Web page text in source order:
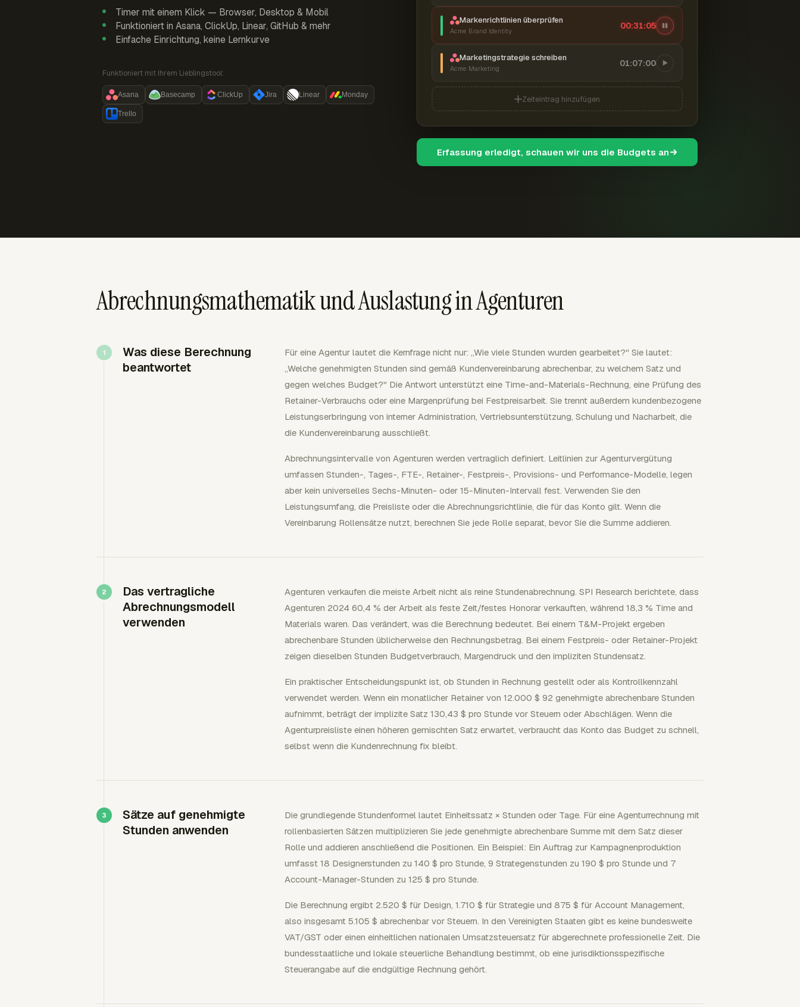
Timer mit einem Klick — Browser, Desktop & Mobil
Funktioniert in Asana, ClickUp, Linear, GitHub & mehr
Einfache Einrichtung, keine Lernkurve
Funktioniert mit Ihrem Lieblingstool:
Asana Basecamp ClickUp Jira Linear Monday
Trello
Markenrichtlinien überprüfen
Acme Brand Identity
00:31:06
Marketingstrategie schreiben
Acme Marketing
01:07:00
Zeiteintrag hinzufügen
Erfassung erledigt, schauen wir uns die Budgets an
Abrechnungsmathematik und Auslastung in Agenturen
Was diese Berechnung
beantwortet
Für eine Agentur lautet die Kernfrage nicht nur: „Wie viele Stunden wurden gearbeitet?" Sie lautet:
„Welche genehmigten Stunden sind gemäß Kundenvereinbarung abrechenbar, zu welchem Satz und
gegen welches Budget?" Die Antwort unterstützt eine Time-and-Materials-Rechnung, eine Prüfung des
Retainer-Verbrauchs oder eine Margenprüfung bei Festpreisarbeit. Sie trennt außerdem kundenbezogene
Leistungserbringung von interner Administration, Vertriebsunterstützung, Schulung und Nacharbeit, die
die Kundenvereinbarung ausschließt.
Abrechnungsintervalle von Agenturen werden vertraglich definiert. Leitlinien zur Agenturvergütung
umfassen Stunden-, Tages-, FTE-, Retainer-, Festpreis-, Provisions- und Performance-Modelle, legen
aber kein universelles Sechs-Minuten- oder 15-Minuten-Intervall fest. Verwenden Sie den
Leistungsumfang, die Preisliste oder die Abrechnungsrichtlinie, die für das Konto gilt. Wenn die
Vereinbarung Rollensätze nutzt, berechnen Sie jede Rolle separat, bevor Sie die Summe addieren.
Das vertragliche
Abrechnungsmodell
verwenden
Agenturen verkaufen die meiste Arbeit nicht als reine Stundenabrechnung. SPI Research berichtete, dass
Agenturen 2024 60,4 % der Arbeit als feste Zeit/festes Honorar verkauften, während 18,3 % Time and
Materials waren. Das verändert, was die Berechnung bedeutet. Bei einem T&M-Projekt ergeben
abrechenbare Stunden üblicherweise den Rechnungsbetrag. Bei einem Festpreis- oder Retainer-Projekt
zeigen dieselben Stunden Budgetverbrauch, Margendruck und den impliziten Stundensatz.
Ein praktischer Entscheidungspunkt ist, ob Stunden in Rechnung gestellt oder als Kontrollkennzahl
verwendet werden. Wenn ein monatlicher Retainer von 12.000 $ 92 genehmigte abrechenbare Stunden
aufnimmt, beträgt der implizite Satz 130,43 $ pro Stunde vor Steuern oder Abschlägen. Wenn die
Agenturpreisliste einen höheren gemischten Satz erwartet, verbraucht das Konto das Budget zu schnell,
selbst wenn die Kundenrechnung fix bleibt.
Sätze auf genehmigte
Stunden anwenden
Die grundlegende Stundenformel lautet Einheitssatz × Stunden oder Tage. Für eine Agenturrechnung mit
rollenbasierten Sätzen multiplizieren Sie jede genehmigte abrechenbare Summe mit dem Satz dieser
Rolle und addieren anschließend die Positionen. Ein Beispiel: Ein Auftrag zur Kampagnenproduktion
umfasst 18 Designerstunden zu 140 $ pro Stunde, 9 Strategenstunden zu 190 $ pro Stunde und 7
Account-Manager-Stunden zu 125 $ pro Stunde.
Die Berechnung ergibt 2.520 $ für Design, 1.710 $ für Strategie und 875 $ für Account Management,
also insgesamt 5.105 $ abrechenbar vor Steuern. In den Vereinigten Staaten gibt es keine bundesweite
VAT/GST oder einen einheitlichen nationalen Umsatzsteuersatz für abgerechnete professionelle Zeit. Die
bundesstaatliche und lokale steuerliche Behandlung bestimmt, ob eine jurisdiktionsspezifische
Steuerangabe auf die endgültige Rechnung gehört.